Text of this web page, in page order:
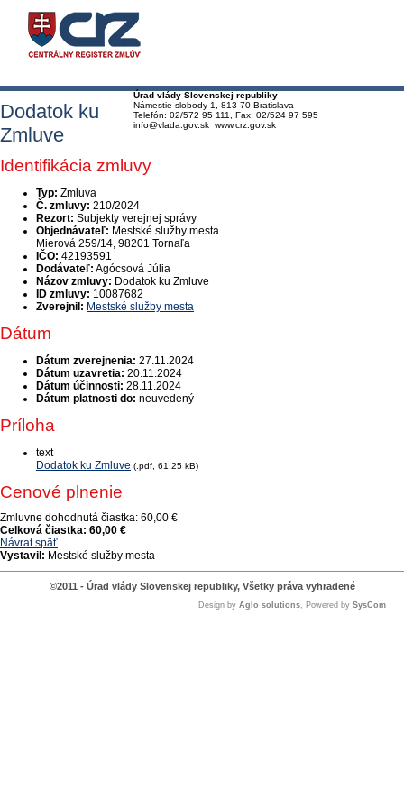
Úrad vlády Slovenskej republiky
Námestie slobody 1, 813 70 Bratislava
Telefón: 02/572 95 111, Fax: 02/524 97 595
info@vlada.gov.sk www.crz.gov.sk
Dodatok ku
Zmluve
Identifikácia zmluvy
Typ: Zmluva
Č. zmluvy: 210/2024
Rezort: Subjekty verejnej správy
Objednávateľ: Mestské služby mesta
Mierová 259/14, 98201 Tornaľa
IČO: 42193591
Dodávateľ: Agócsová Júlia
Názov zmluvy: Dodatok ku Zmluve
ID zmluvy: 10087682
Zverejnil: Mestské služby mesta
Dátum
Dátum zverejnenia: 27.11.2024
Dátum uzavretia: 20.11.2024
Dátum účinnosti: 28.11.2024
Dátum platnosti do: neuvedený
Príloha
text
Dodatok ku Zmluve (.pdf, 61.25 kB)
Cenové plnenie
Zmluvne dohodnutá čiastka: 60,00 €
Celková čiastka: 60,00 €
Návrat späť
Vystavil: Mestské služby mesta
©2011 - Úrad vlády Slovenskej republiky, Všetky práva vyhradené
Design by Aglo solutions, Powered by SysCom